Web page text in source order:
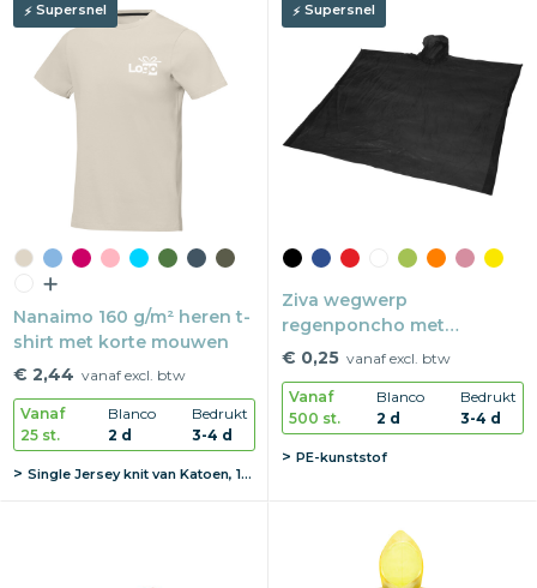
Outdoor en vrije tijd
Gereedschap en veiligheid
Home en living
Health en wellness
Gadgets
Textiel
Thema
Supersnel
Nanaimo 160 g/m² heren t-
shirt met korte mouwen
€ 2,44 vanaf excl. btw
Vanaf
25 st.
Blanco
2 d
Bedrukt
3-4 d
Single Jersey knit van Katoen, 160 g/m2
Supersnel
Ziva wegwerp
regenponcho met
opbergtasje
€ 0,25 vanaf excl. btw
Vanaf
500 st.
Blanco
2 d
Bedrukt
3-4 d
PE-kunststof